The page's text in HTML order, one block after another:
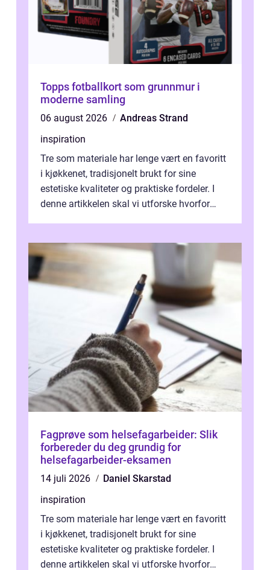
Topps fotballkort som grunnmur i
moderne samling
06 august 2026
Andreas Strand
inspiration
Tre som materiale har lenge vært en favoritt
i kjøkkenet, tradisjonelt brukt for sine
estetiske kvaliteter og praktiske fordeler. I
denne artikkelen skal vi utforske hvorfor
Fagprøve som helsefagarbeider: Slik
forbereder du deg grundig for
helsefagarbeider-eksamen
14 juli 2026
Daniel Skarstad
inspiration
Tre som materiale har lenge vært en favoritt
i kjøkkenet, tradisjonelt brukt for sine
estetiske kvaliteter og praktiske fordeler. I
denne artikkelen skal vi utforske hvorfor